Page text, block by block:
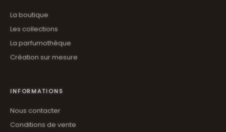
La boutique
Les collections
La parfumothèque
Création sur mesure
INFORMATIONS
Nous contacter
Conditions de vente